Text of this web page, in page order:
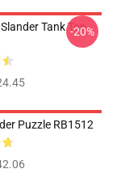
Tank Top
-20%
Puzzle RB1512